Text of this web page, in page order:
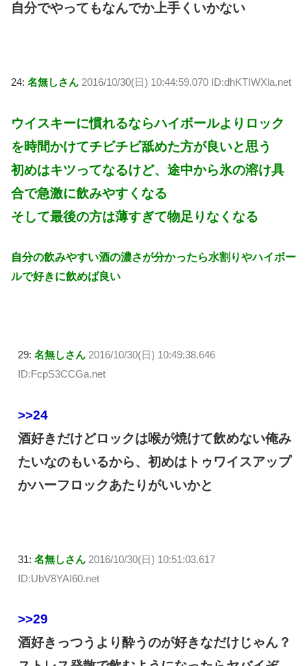
自分でやってもなんでか上手くいかない
24: 名無しさん 2016/10/30(日) 10:44:59.070 ID:dhKTIWXla.net
ウイスキーに慣れるならハイボールよりロック
を時間かけてチビチビ舐めた方が良いと思う
初めはキツってなるけど、途中から氷の溶け具
合で急激に飲みやすくなる
そして最後の方は薄すぎて物足りなくなる
自分の飲みやすい酒の濃さが分かったら水割りやハイボー
ルで好きに飲めば良い
29: 名無しさん 2016/10/30(日) 10:49:38.646
ID:FcpS3CCGa.net
>>24
酒好きだけどロックは喉が焼けて飲めない俺み
たいなのもいるから、初めはトゥワイスアップ
かハーフロックあたりがいいかと
31: 名無しさん 2016/10/30(日) 10:51:03.617
ID:UbV8YAI60.net
>>29
酒好きっつうより酔うのが好きなだけじゃん？